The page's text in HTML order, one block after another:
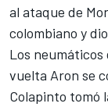
al ataque de
colombiano y
Los
vuelta Aron se
Colapinto tomó